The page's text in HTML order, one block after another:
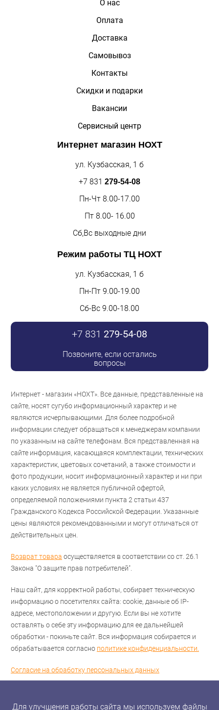
О нас
Оплата
Доставка
Самовывоз
Контакты
Скидки и подарки
Вакансии
Сервисный центр
Интернет магазин НОХТ
ул. Кузбасская, 1 б
+7 831 279-54-08
Пн-Чт 8.00-17.00
Пт 8.00- 16.00
Сб,Вс выходные дни
Режим работы ТЦ НОХТ
ул. Кузбасская, 1 б
Пн-Пт 9.00-19.00
Сб-Вс 9.00-18.00
+7 831 279-54-08
Позвоните, если остались
вопросы
Интернет - магазин «НОХТ». Все данные, представленные на
сайте, носят сугубо информационный характер и не
являются исчерпывающими. Для более подробной
информации следует обращаться к менеджерам компании
по указанным на сайте телефонам. Вся представленная на
сайте информация, касающаяся комплектации, технических
характеристик, цветовых сочетаний, а также стоимости и
фото продукции, носит информационный характер и ни при
каких условиях не является публичной офертой,
определяемой положениями пункта 2 статьи 437
Гражданского Кодекса Российской Федерации. Указанные
цены являются рекомендованными и могут отличаться от
действительных цен.
Возврат товара осуществляется в соответствии со ст. 26.1
Закона "О защите прав потребителей".
Наш сайт, для корректной работы, собирает техническую
информацию о посетителях сайта: cookie, данные об IP-
адресе, местоположении и другую. Если вы не хотите
оставлять о себе эту информацию для ее дальнейшей
обработки - покиньте сайт. Вся информация собирается и
обрабатывается согласно политике конфиденциальности.
Согласие на обработку персональных данных
Для улучшения работы сайта мы используем файлы